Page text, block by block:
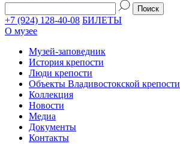
+7 (924) 128-40-08 БИЛЕТЫ
О музее
Музей-заповедник
История крепости
Люди крепости
Объекты Владивостокской крепости
Коллекция
Новости
Медиа
Документы
Контакты